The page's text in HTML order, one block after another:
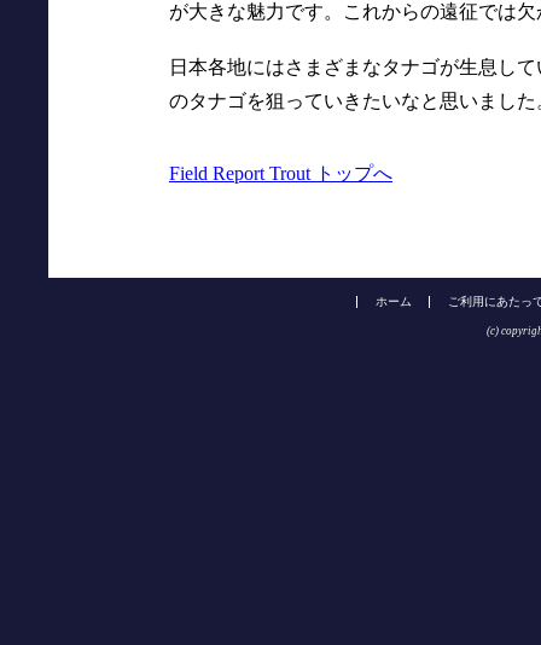
が大きな魅力です。これからの遠征では
日本各地にはさまざまなタナゴが生息し
のタナゴを狙っていきたいなと思いました
Field Report Trout トップへ
ホーム ご利用にあたっ
(c)